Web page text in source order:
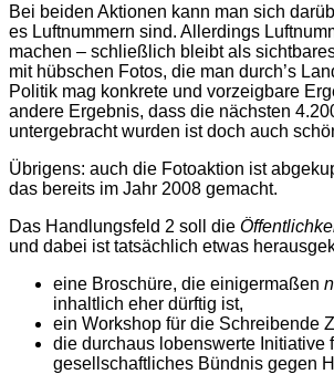
Bei beiden Aktionen kann man sich
es Luftnummern sind. Allerdings
machen – schließlich bleibt als
mit hübschen Fotos, die man durch’s
Politik mag konkrete und vorzeigbare
andere Ergebnis, dass die nächsten
untergebracht wurden ist doch auch
Übrigens: auch die Fotoaktion ist
das bereits im Jahr 2008 gemacht.
Das Handlungsfeld 2 soll die
und dabei ist tatsächlich etwas
eine Broschüre, die einigermaßen
inhaltlich eher dürftig ist,
ein Workshop für die Schreibende
die durchaus lobenswerte Initiative
gesellschaftliches Bündnis gegen